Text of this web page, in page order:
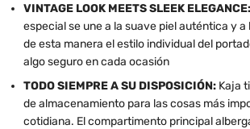
VINTAGE LOOK MEETS SLEEK ELEGANCE:
especial se une a la suave piel auténtica y
de esta manera el estilo individual del
algo seguro en cada ocasión
TODO SIEMPRE A SU DISPOSICIÓN: Kaja
de almacenamiento para las cosas más
cotidiana. El compartimento principal